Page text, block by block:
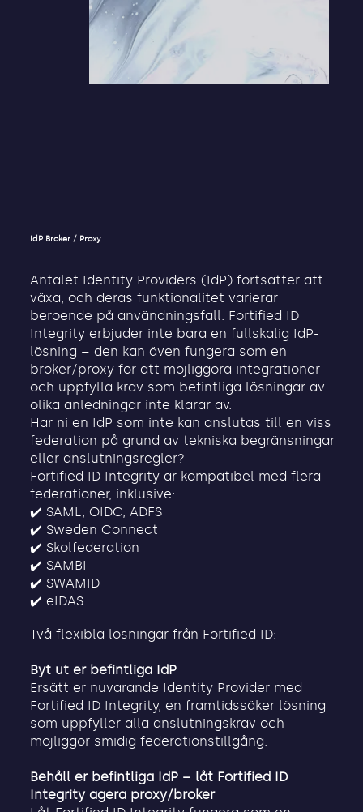
IdP Broker / Proxy
Antalet Identity Providers (IdP) fortsätter att
växa, och deras funktionalitet varierar
beroende på användningsfall. Fortified ID
Integrity erbjuder inte bara en fullskalig IdP-
lösning – den kan även fungera som en
broker/proxy för att möjliggöra integrationer
och uppfylla krav som befintliga lösningar av
olika anledningar inte klarar av.
Har ni en IdP som inte kan anslutas till en viss
federation på grund av tekniska begränsningar
eller anslutningsregler?
Fortified ID Integrity är kompatibel med flera
federationer, inklusive:
✔️ SAML, OIDC, ADFS
✔️ Sweden Connect
✔️ Skolfederation
✔️ SAMBI
✔️ SWAMID
✔️ eIDAS
Två flexibla lösningar från Fortified ID:
Byt ut er befintliga IdP
Ersätt er nuvarande Identity Provider med
Fortified ID Integrity, en framtidssäker lösning
som uppfyller alla anslutningskrav och
möjliggör smidig federationstillgång.
Behåll er befintliga IdP – låt Fortified ID
Integrity agera proxy/broker